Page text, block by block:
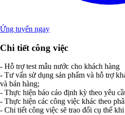
Ứng tuyển ngay
Chi tiết công việc
- Hỗ trợ test mẫu nước cho khách hàng
- Tư vấn sử dụng sản phẩm và hỗ trợ
và bán hàng;
- Thực hiện báo cáo định kỳ theo yêu
- Thực hiện các công việc khác theo
- Chi tiết công việc sẽ trao đổi cụ thể